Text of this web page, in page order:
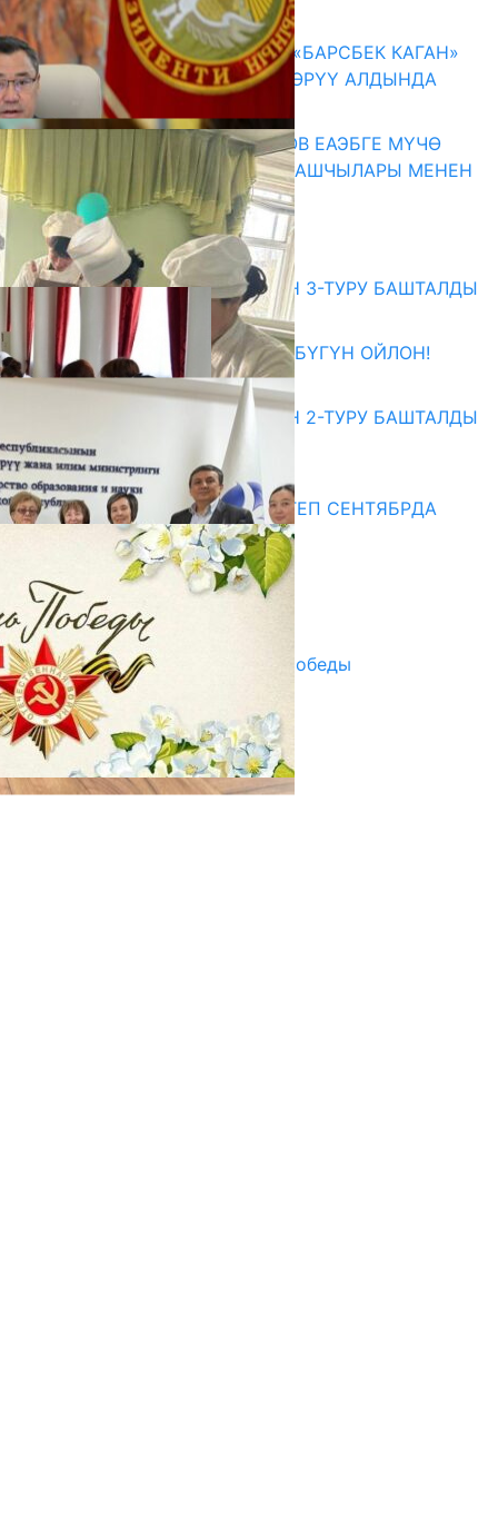
07.08.2026
КЫРГЫЗ ТАРЫХЫ ТАСМАДА: «БАРСБЕК КАГАН»
КӨРКӨМ ТАСМАСЫ ЖАРЫК КӨРҮҮ АЛДЫНДА
07.08.2026
ПРЕЗИДЕНТ САДЫР ЖАПАРОВ ЕАЭБГЕ МҮЧӨ
МАМЛЕКЕТТЕРДИН ӨКМӨТ БАШЧЫЛАРЫ МЕНЕН
ЖОЛУГУШТУ
07.08.2026
Абитуриент
ЖОЖДОРГО КАБЫЛ АЛУУНУН 3-ТУРУ БАШТАЛДЫ
27.07.2026
ӨЗҮҢДҮН КЕЛЕЧЕГИҢ ҮЧҮН БҮГҮН ОЙЛОН!
20.07.2026
ЖОЖДОРГО КАБЫЛ АЛУУНУН 2-ТУРУ БАШТАЛДЫ
20.07.2026
Медиа
СУЗАКТА 750 ОРУНДУУ МЕКТЕП СЕНТЯБРДА
ПАЙДАЛАНУУГА БЕРИЛЕТ
07.08.2025
Улуу Жеңиштин жандуу сөзү
29.04.2025
Награды в преддверии Дня Победы
29.04.2025